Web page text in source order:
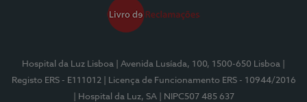
Hospital da Luz Lisboa | Avenida Lusíada, 100, 1500-650 Lisboa
Registo ERS - E111012
| Licença de Funcionamento ERS - 10944/2016
| Hospital da Luz, SA
| NIPC507 485 637